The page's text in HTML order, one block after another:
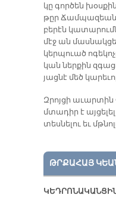
կը գոր­ծեն
թըր Ճամ­պա­զեան
բե­րէն
մէջ ան
կերպուած
կան ներ­քին
յաց­նէ մեծ
Զրոյ­ցի
մտա­դիր է
տես­նե­լու եւ
ԹՐՔԱՀԱՅ